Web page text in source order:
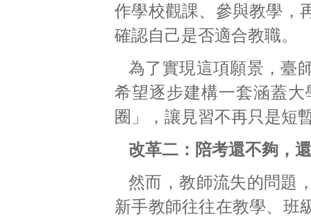
作學校觀課、參與教學，
確認自己是否適合教職。
為了實現這項願景，臺
希望逐步建構一套涵蓋
圈」，讓見習不再只是短
改革二：陪考還不夠，
然而，教師流失的問題
新手教師往往在教學、班